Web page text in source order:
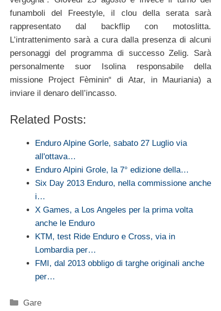
funamboli del Freestyle, il clou della serata sarà
rappresentato dal backflip con motoslitta.
L’intrattenimento sarà a cura dalla presenza di alcuni
personaggi del programma di successo Zelig. Sarà
personalmente suor Isolina responsabile della
missione Project Fèminin“ di Atar, in Mauriania) a
inviare il denaro dell’incasso.
Related Posts:
Enduro Alpine Gorle, sabato 27 Luglio via
all'ottava…
Enduro Alpini Grole, la 7° edizione della…
Six Day 2013 Enduro, nella commissione anche
i…
X Games, a Los Angeles per la prima volta
anche le Enduro
KTM, test Ride Enduro e Cross, via in
Lombardia per…
FMI, dal 2013 obbligo di targhe originali anche
per…
Categorie
Gare